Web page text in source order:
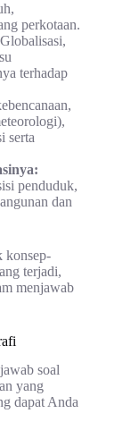
perkotaan.
Globalisasi,
terhadap
serta
penduduk,
dan
konsep-
terjadi,
menjawab
soal
yang
dapat Anda